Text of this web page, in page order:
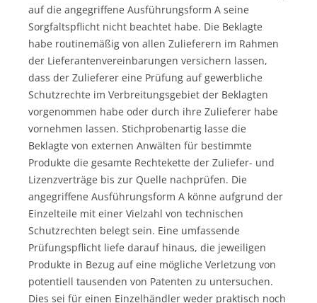
auf die angegriffene Ausführungsform A seine
Sorgfaltspflicht nicht beachtet habe. Die Beklagte
habe routinemäßig von allen Zulieferern im Rahmen
der Lieferantenvereinbarungen versichern lassen,
dass der Zulieferer eine Prüfung auf gewerbliche
Schutzrechte im Verbreitungsgebiet der Beklagten
vorgenommen habe oder durch ihre Zulieferer habe
vornehmen lassen. Stichprobenartig lasse die
Beklagte von externen Anwälten für bestimmte
Produkte die gesamte Rechtekette der Zuliefer- und
Lizenzverträge bis zur Quelle nachprüfen. Die
angegriffene Ausführungsform A könne aufgrund der
Einzelteile mit einer Vielzahl von technischen
Schutzrechten belegt sein. Eine umfassende
Prüfungspflicht liefe darauf hinaus, die jeweiligen
Produkte in Bezug auf eine mögliche Verletzung von
potentiell tausenden von Patenten zu untersuchen.
Dies sei für einen Einzelhändler weder praktisch noch